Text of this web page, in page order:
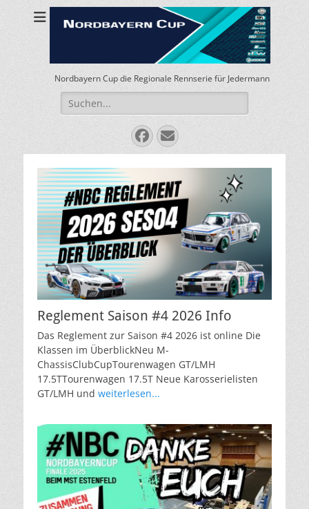
Nordbayern Cup die Regionale Rennserie für Jedermann
Suchen
nach:
Facebook
E-
Mail
Reglement Saison #4 2026 Info
Das Reglement zur Saison #4 2026 ist online Die
Klassen im ÜberblickNeu M-
ChassisClubCupTourenwagen GT/LMH
17.5TTourenwagen 17.5T Neue Karosserielisten
GT/LMH und weiterlesen...